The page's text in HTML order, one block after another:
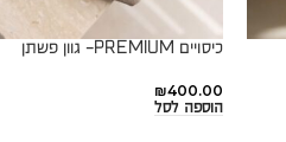
כיסויים PREMIUM- גוון פשתן
₪400.00
הוספה לסל